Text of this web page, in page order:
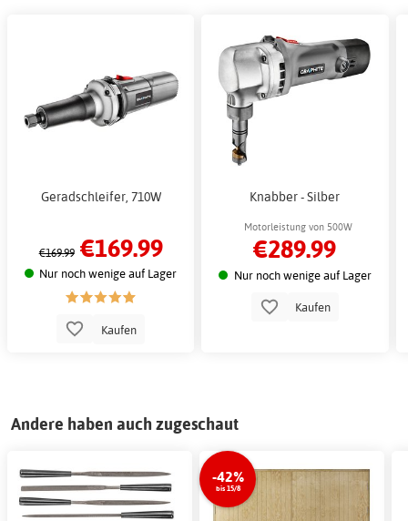
Geradschleifer, 710W
€169.99 €169.99
Nur noch wenige auf Lager
Kaufen
Knabber - Silber
Motorleistung von 500W
€289.99
Nur noch wenige auf Lager
Kaufen
Andere haben auch zugeschaut
-42%
bis 15/8